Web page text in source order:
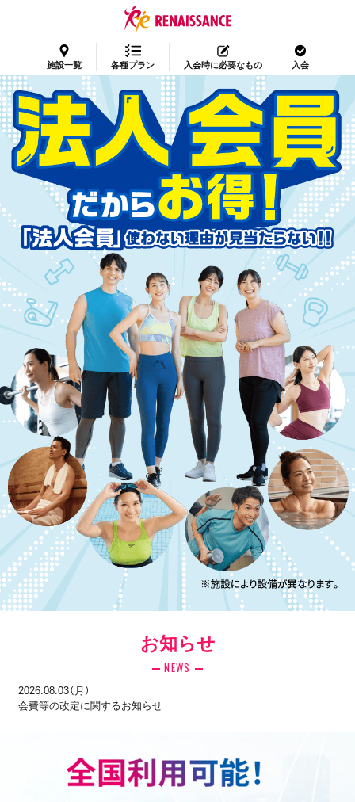
施設一覧 各種プラン 入会時に必要なもの 入会
お知らせ
NEWS
2026.08.03（月）
会費等の改定に関するお知らせ